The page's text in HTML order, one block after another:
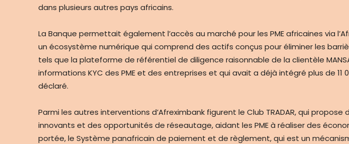
dans plusieurs autres pays africains.
La Banque permettait également l’accès au marché pour les PME africaines via
un écosystème numérique qui comprend des actifs conçus pour éliminer les
tels que la plateforme de référentiel de diligence raisonnable de la clientèle
informations KYC des PME et des entreprises et qui avait a déjà intégré plus de
déclaré.
Parmi les autres interventions d’Afreximbank figurent le Club TRADAR, qui propose
innovants et des opportunités de réseautage, aidant les PME à réaliser des
portée, le Système panafricain de paiement et de règlement, qui est un